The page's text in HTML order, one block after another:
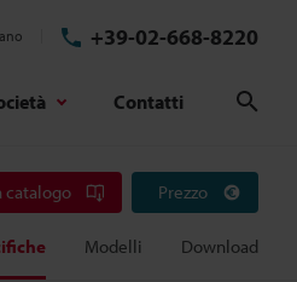
+39-02-668-8220
Contatti
catalogo Prezzo
Modelli Download